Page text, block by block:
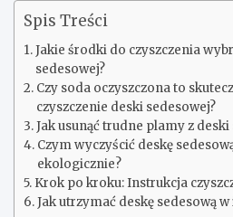
Spis Treści
Jakie środki do czyszczenia
sedesowej?
Czy soda oczyszczona to
czyszczenie deski sedesowej?
Jak usunąć trudne plamy z deski
Czym wyczyścić deskę
ekologicznie?
Krok po kroku: Instrukcja
Jak utrzymać deskę sedesową